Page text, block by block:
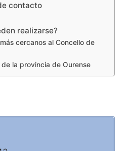
contacto
realizarse?
cercanos al Concello de
la provincia de Ourense